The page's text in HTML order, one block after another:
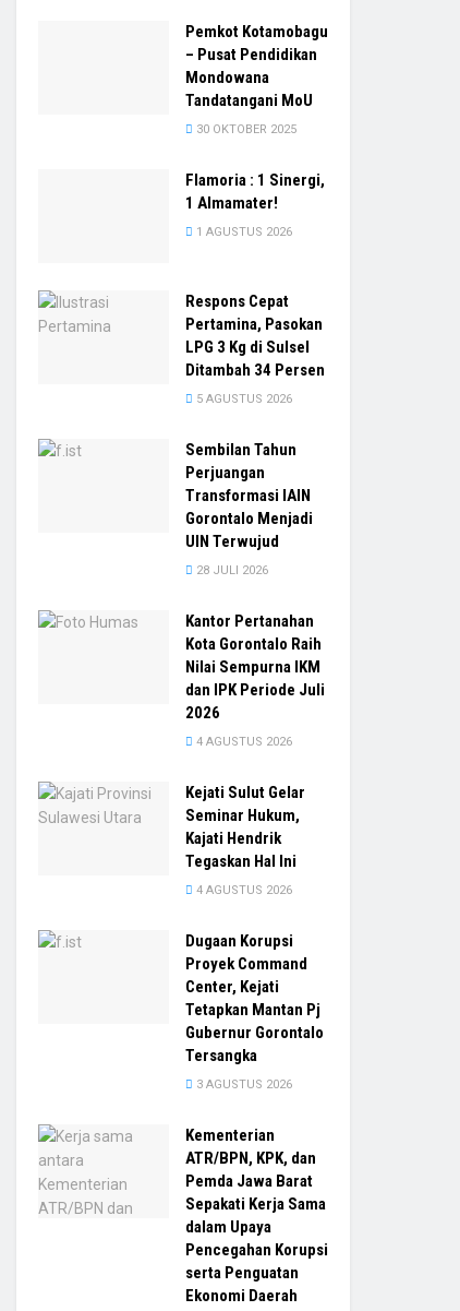
Pemkot Kotamobagu
– Pusat Pendidikan
Mondowana
Tandatangani MoU
30 OKTOBER 2025
Flamoria : 1 Sinergi,
1 Almamater!
1 AGUSTUS 2026
Respons Cepat
Pertamina, Pasokan
LPG 3 Kg di Sulsel
Ditambah 34 Persen
5 AGUSTUS 2026
Sembilan Tahun
Perjuangan
Transformasi IAIN
Gorontalo Menjadi
UIN Terwujud
28 JULI 2026
Kantor Pertanahan
Kota Gorontalo Raih
Nilai Sempurna IKM
dan IPK Periode Juli
2026
4 AGUSTUS 2026
Kejati Sulut Gelar
Seminar Hukum,
Kajati Hendrik
Tegaskan Hal Ini
4 AGUSTUS 2026
Dugaan Korupsi
Proyek Command
Center, Kejati
Tetapkan Mantan Pj
Gubernur Gorontalo
Tersangka
3 AGUSTUS 2026
Kementerian
ATR/BPN, KPK, dan
Pemda Jawa Barat
Sepakati Kerja Sama
dalam Upaya
Pencegahan Korupsi
serta Penguatan
Ekonomi Daerah